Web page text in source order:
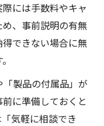
際には手数料やキャ
、事前説明の有無
できない場合に無
製品の付属品」が
に準備しておくと
気軽に相談でき